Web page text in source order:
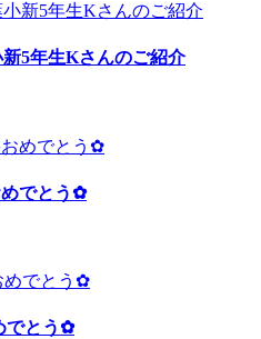
5年生Kさんのご紹介
でとう✿
でとう✿